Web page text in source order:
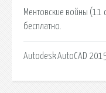
Ментовские войны (11
бесплатно.
Autodesk AutoCAD